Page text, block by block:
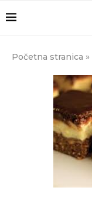
Početna stranica »